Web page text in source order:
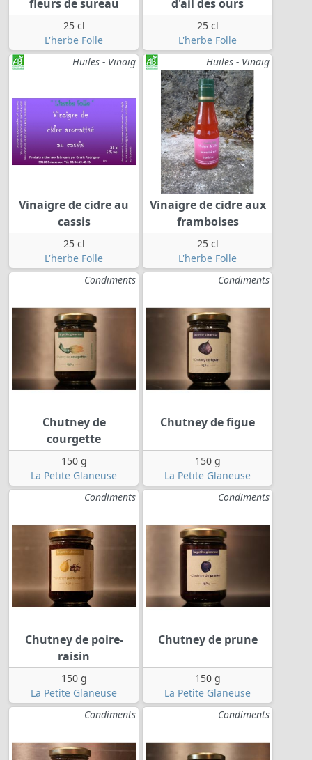
fleurs de sureau
25 cl
L'herbe Folle
d'ail des ours
25 cl
L'herbe Folle
Huiles - Vinaig
Vinaigre de cidre au
cassis
25 cl
L'herbe Folle
Huiles - Vinaig
Vinaigre de cidre aux
framboises
25 cl
L'herbe Folle
Condiments
Chutney de
courgette
150 g
La Petite Glaneuse
Condiments
Chutney de figue
150 g
La Petite Glaneuse
Condiments
Chutney de poire-
raisin
150 g
La Petite Glaneuse
Condiments
Chutney de prune
150 g
La Petite Glaneuse
Condiments
Condiments